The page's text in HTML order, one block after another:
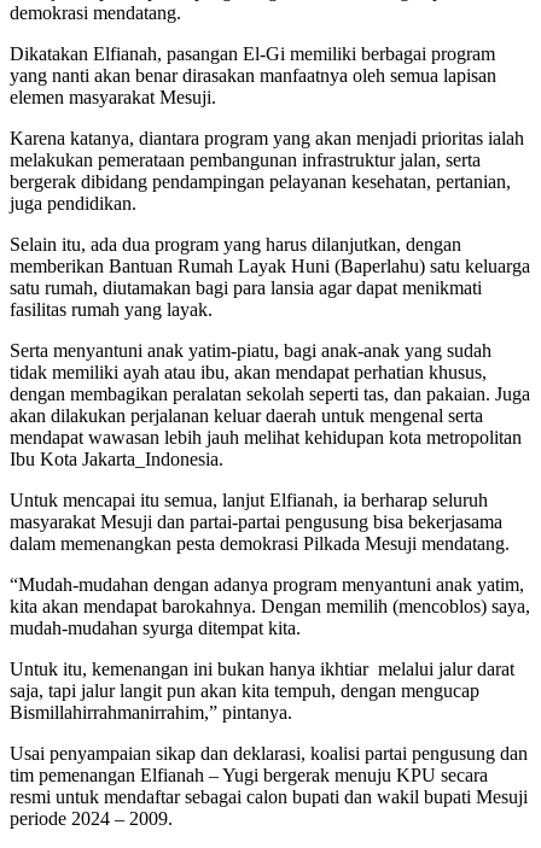
demokrasi mendatang.
Dikatakan Elfianah, pasangan El-Gi memiliki berbagai program
yang nanti akan benar dirasakan manfaatnya oleh semua lapisan
elemen masyarakat Mesuji.
Karena katanya, diantara program yang akan menjadi prioritas ialah
melakukan pemerataan pembangunan infrastruktur jalan, serta
bergerak dibidang pendampingan pelayanan kesehatan, pertanian,
juga pendidikan.
Selain itu, ada dua program yang harus dilanjutkan, dengan
memberikan Bantuan Rumah Layak Huni (Baperlahu) satu keluarga
satu rumah, diutamakan bagi para lansia agar dapat menikmati
fasilitas rumah yang layak.
Serta menyantuni anak yatim-piatu, bagi anak-anak yang sudah
tidak memiliki ayah atau ibu, akan mendapat perhatian khusus,
dengan membagikan peralatan sekolah seperti tas, dan pakaian. Juga
akan dilakukan perjalanan keluar daerah untuk mengenal serta
mendapat wawasan lebih jauh melihat kehidupan kota metropolitan
Ibu Kota Jakarta_Indonesia.
Untuk mencapai itu semua, lanjut Elfianah, ia berharap seluruh
masyarakat Mesuji dan partai-partai pengusung bisa bekerjasama
dalam memenangkan pesta demokrasi Pilkada Mesuji mendatang.
“Mudah-mudahan dengan adanya program menyantuni anak yatim,
kita akan mendapat barokahnya. Dengan memilih (mencoblos) saya,
mudah-mudahan syurga ditempat kita.
Untuk itu, kemenangan ini bukan hanya ikhtiar melalui jalur darat
saja, tapi jalur langit pun akan kita tempuh, dengan mengucap
Bismillahirrahmanirrahim,” pintanya.
Usai penyampaian sikap dan deklarasi, koalisi partai pengusung dan
tim pemenangan Elfianah – Yugi bergerak menuju KPU secara
resmi untuk mendaftar sebagai calon bupati dan wakil bupati Mesuji
periode 2024 – 2009.